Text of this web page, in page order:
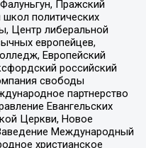
Пражский
политических
Центр либеральной
европейцев,
Европейский
российский
свободы
партнерство
Евангельских
Церкви, Новое
Международный
христианское